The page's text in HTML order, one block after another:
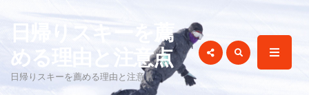
日帰りスキーを薦
める理由と注意点
日帰りスキーを薦める理由と注意点